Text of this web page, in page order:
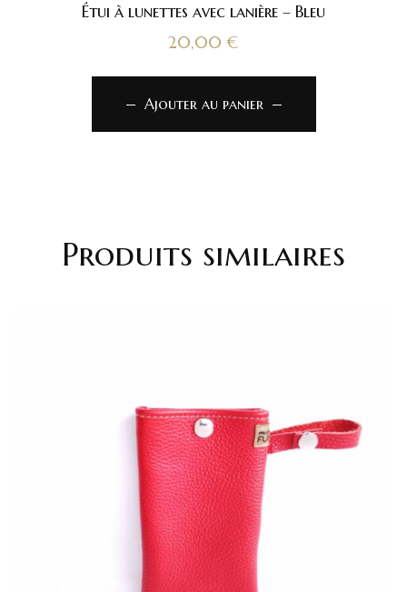
Étui à lunettes avec lanière – Bleu
20,00 €
Ajouter au panier
Produits similaires